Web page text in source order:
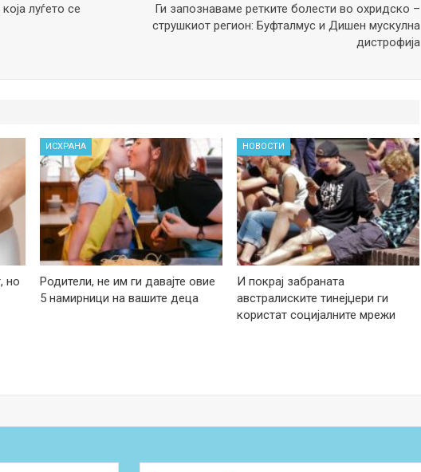
луѓето се
Ги запознаваме ретките болести во охридско –
струшкиот регион: Буфталмус и Дишен мускулна
дистрофија
но
ИСХРАНА
Родители, не им ги давајте овие
5 намирници на вашите деца
НОВОСТИ
И покрај забраната
австралиските тинејџери ги
користат социјалните мрежи